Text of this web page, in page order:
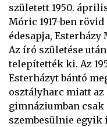
született 1950.
Móric 1917-ben
édesapja,
Az író születése
telepítették ki. Az
Esterházyt bántó
osztályharc miatt az
gimnáziumban
szembesülnie egyik